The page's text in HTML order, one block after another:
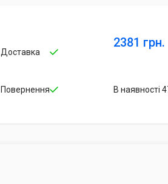
Доставка
Повернення
2381 грн.
В наявності